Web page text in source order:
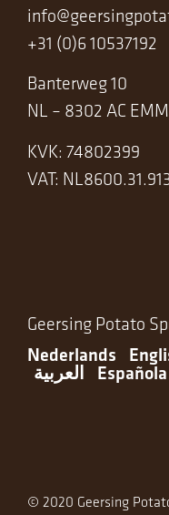
+31 (0)6 10537192
Banterweg 10
NL – 8302 AC
KVK: 74802399
VAT:
Geersing Potato
Nederlands
العربية Española
© 2020 Geersing